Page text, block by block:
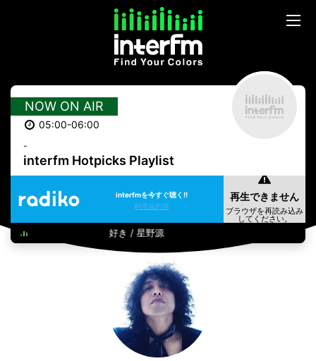
NOW ON AIR
05:00-06:00
-
interfm Hotpicks Playlist
interfmを今すぐ聴く!!
利用規約等
好き / 星野源